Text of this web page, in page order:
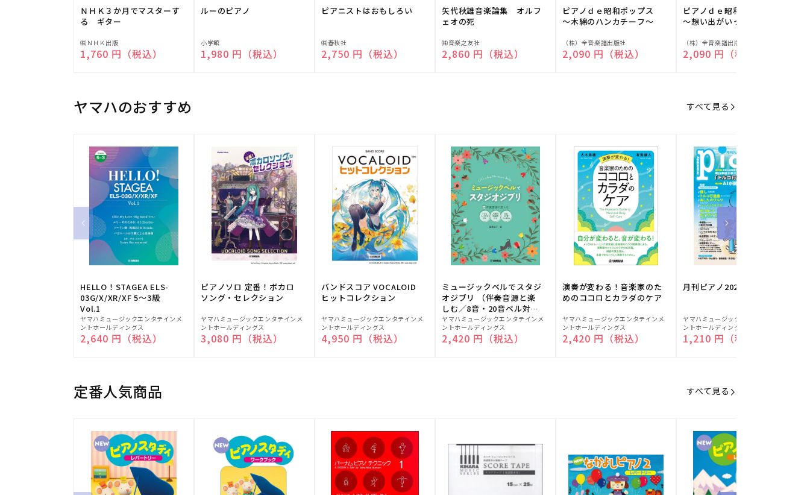
ＮＨＫ３か月でマスターす
る ギター
販
売
㈱ＮＨＫ出版
通常価格
1,760 円（税込）
ルーのピアノ
販
売
小学館
通常価格
1,980 円（税込）
ピアニストはおもしろい
販
売
㈱春秋社
通常価格
2,750 円（税込）
矢代秋雄音楽論集 オルフ
ェオの死
販
売
㈱音楽之友社
通常価格
2,860 円（税込）
ピアノｄｅ昭和ポップス
～木綿のハンカチーフ～
販
売
（株）全音楽譜出版社
通常価格
2,090 円（税込）
ピアノｄｅ昭和ポップス
～想い出がいっぱい～
販
売
（株）全音楽譜出版社
通常価格
2,090 円（税込）
ヤマハのおすすめ すべて見る
HELLO！STAGEA ELS-
03G/X/XR/XF 5～3級
Vol.1
販
売
元:
ヤマハミュージックエンタテインメ
ントホールディングス
通常価格
2,640 円（税込）
ピアノソロ 定番！ボカロ
ソング・セレクション
販
売
元:
ヤマハミュージックエンタテインメ
ントホールディングス
通常価格
3,080 円（税込）
バンドスコア VOCALOID
ヒットコレクション
販
売
元:
ヤマハミュージックエンタテインメ
ントホールディングス
通常価格
4,950 円（税込）
ミュージックベルでスタジ
オジブリ （伴奏音源と楽
しむ／8音・20音ベル対応
／ドレミふりがな付）
販
売
元:
ヤマハミュージックエンタテインメ
ントホールディングス
通常価格
2,420 円（税込）
演奏が変わる！音楽家のた
めのココロとカラダのケア
販
売
元:
ヤマハミュージックエンタテインメ
ントホールディングス
通常価格
2,420 円（税込）
月刊ピアノ2026年8月号
販
売
元:
ヤマハミュージックエンタテインメ
ントホールディングス
通常価格
1,210 円（税込）
定番人気商品 すべて見る